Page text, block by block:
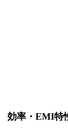
効率・EMI特